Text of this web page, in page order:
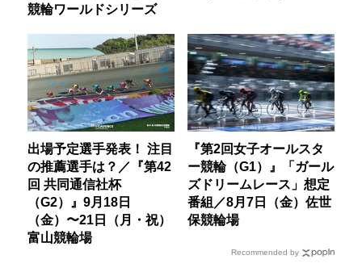
競輪ワールドシリーズ
出場予定選手発表！ 注目
の推薦選手は？／『第42
回 共同通信社杯
（G2）』9月18日
（金）〜21日（月・祝）
富山競輪場
『第2回女子オールスタ
ー競輪（G1）』「ガール
ズドリームレース」想定
番組／8月7日（金）佐世
保競輪場
Recommended by